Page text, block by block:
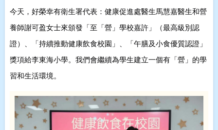
今天，好榮幸有衛生署代表：健康促進處醫生馬慧嘉醫生和營
養師謝可盈女士來頒發「至「營」學校嘉許」（最高級別認
證）、「持續推動健康飲食校園」、「午膳及小食優質認證」
獎項給李東海小學。我們會繼續為學生建立一個有「營」的學
習和生活環境。